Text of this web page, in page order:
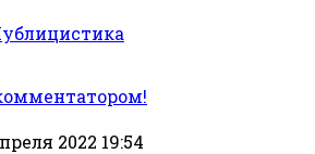
2022 19:54